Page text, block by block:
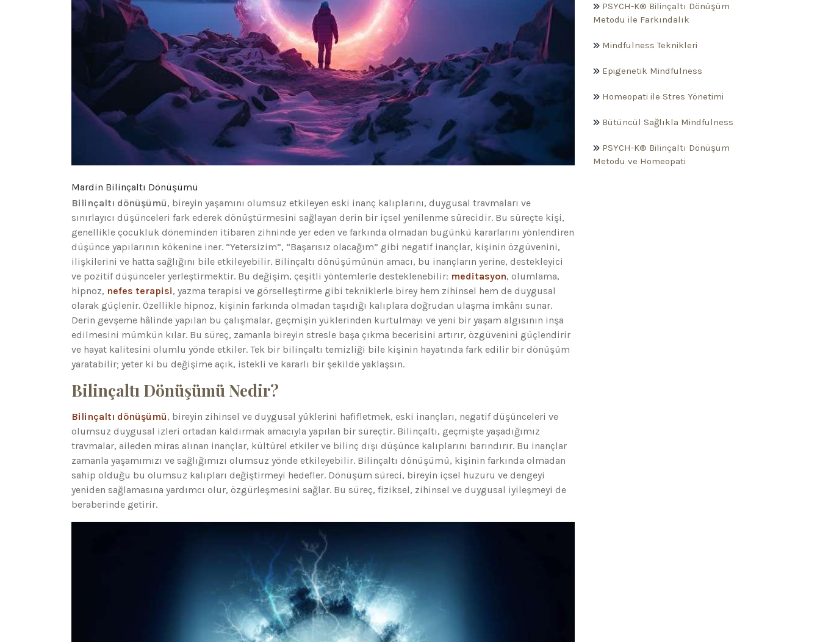
Mardin Bilinçaltı Dönüşümü
Bilinçaltı dönüşümü, bireyin yaşamını olumsuz etkileyen eski inanç kalıplarını, duygusal travmaları ve
sınırlayıcı düşünceleri fark ederek dönüştürmesini sağlayan derin bir içsel yenilenme sürecidir. Bu süreçte kişi,
genellikle çocukluk döneminden itibaren zihninde yer eden ve farkında olmadan bugünkü kararlarını yönlendiren
düşünce yapılarının kökenine iner. “Yetersizim”, “Başarısız olacağım” gibi negatif inançlar, kişinin özgüvenini,
ilişkilerini ve hatta sağlığını bile etkileyebilir. Bilinçaltı dönüşümünün amacı, bu inançların yerine, destekleyici
ve pozitif düşünceler yerleştirmektir. Bu değişim, çeşitli yöntemlerle desteklenebilir: meditasyon, olumlama,
hipnoz, nefes terapisi, yazma terapisi ve görselleştirme gibi tekniklerle birey hem zihinsel hem de duygusal
olarak güçlenir. Özellikle hipnoz, kişinin farkında olmadan taşıdığı kalıplara doğrudan ulaşma imkânı sunar.
Derin gevşeme hâlinde yapılan bu çalışmalar, geçmişin yüklerinden kurtulmayı ve yeni bir yaşam algısının inşa
edilmesini mümkün kılar. Bu süreç, zamanla bireyin stresle başa çıkma becerisini artırır, özgüvenini güçlendirir
ve hayat kalitesini olumlu yönde etkiler. Tek bir bilinçaltı temizliği bile kişinin hayatında fark edilir bir dönüşüm
yaratabilir; yeter ki bu değişime açık, istekli ve kararlı bir şekilde yaklaşsın.
Bilinçaltı Dönüşümü Nedir?
Bilinçaltı dönüşümü, bireyin zihinsel ve duygusal yüklerini hafifletmek, eski inançları, negatif düşünceleri ve
olumsuz duygusal izleri ortadan kaldırmak amacıyla yapılan bir süreçtir. Bilinçaltı, geçmişte yaşadığımız
travmalar, aileden miras alınan inançlar, kültürel etkiler ve bilinç dışı düşünce kalıplarını barındırır. Bu inançlar
zamanla yaşamımızı ve sağlığımızı olumsuz yönde etkileyebilir. Bilinçaltı dönüşümü, kişinin farkında olmadan
sahip olduğu bu olumsuz kalıpları değiştirmeyi hedefler. Dönüşüm süreci, bireyin içsel huzuru ve dengeyi
yeniden sağlamasına yardımcı olur, özgürleşmesini sağlar. Bu süreç, fiziksel, zihinsel ve duygusal iyileşmeyi de
beraberinde getirir.
PSYCH-K® Bilinçaltı Dönüşüm
Metodu ile Farkındalık
Mindfulness Teknikleri
Epigenetik Mindfulness
Homeopati ile Stres Yönetimi
Bütüncül Sağlıkla Mindfulness
PSYCH-K® Bilinçaltı Dönüşüm
Metodu ve Homeopati